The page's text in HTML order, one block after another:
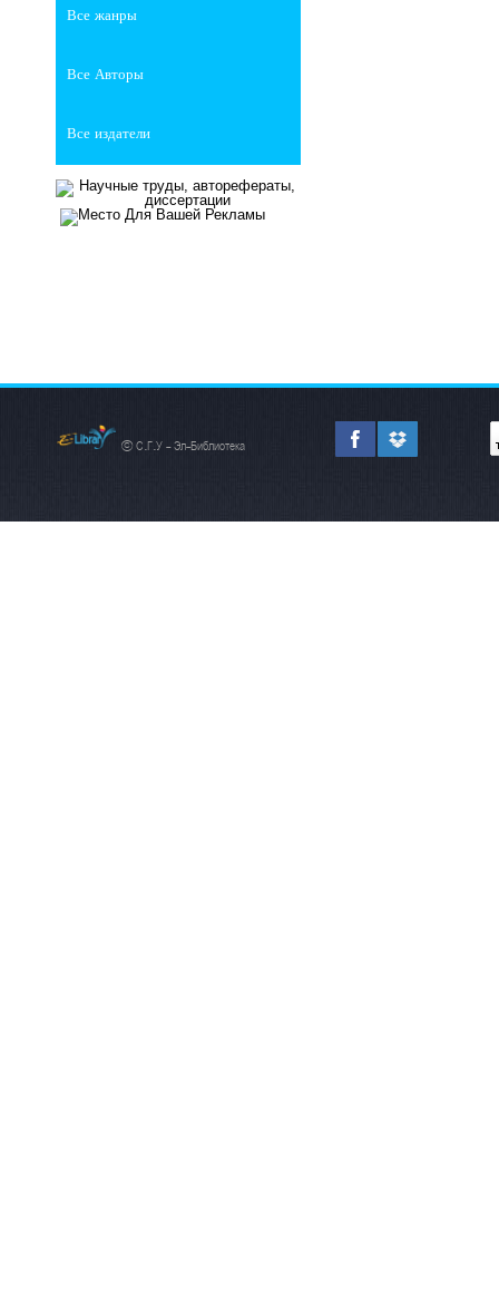
Все жанры
Все Авторы
Все издатели
© С.Г.У - Эл-Библиотека